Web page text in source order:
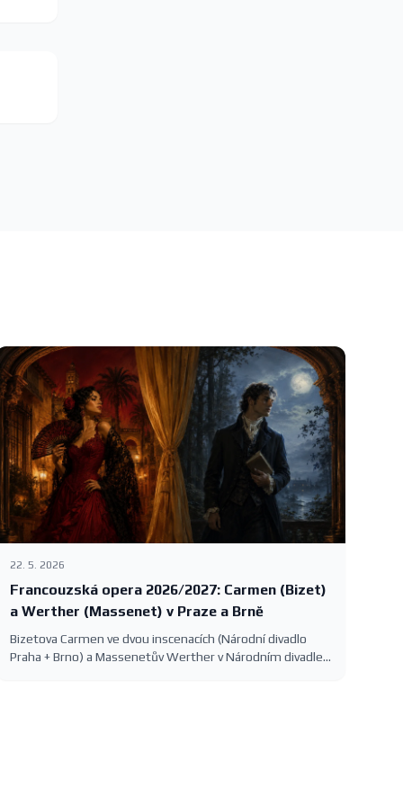
22. 5. 2026
Francouzská opera 2026/2027: Carmen (Bizet)
a Werther (Massenet) v Praze a Brně
Bizetova Carmen ve dvou inscenacích (Národní divadlo
Praha + Brno) a Massenetův Werther v Národním divadle